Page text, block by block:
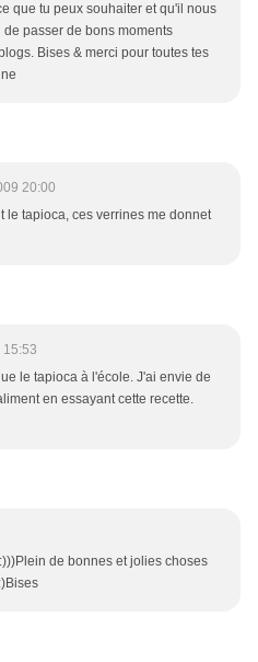
que tu peux souhaiter et qu'il nous
passer de bons moments
Bises & merci pour toutes tes
20:00
le tapioca, ces verrines me donnet
le tapioca à l'école. J'ai envie de
en essayant cette recette.
de bonnes et jolies choses